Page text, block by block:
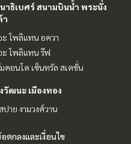
าธิเบศร์ สนามบินน้ำ พระนั่ง
า
ะ โพลิแทน อควา
ะ โพลิแทน รีฟ
คอนโด เซ็นทรัล สเตชั่น
วัฒนะ เมืองทอง
ปาย งามวงศ์วาน
ตกลงและเงื่อนไข